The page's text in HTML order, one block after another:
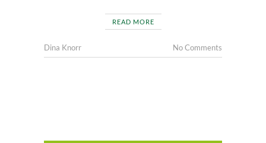
READ MORE
Dina Knorr No Comments